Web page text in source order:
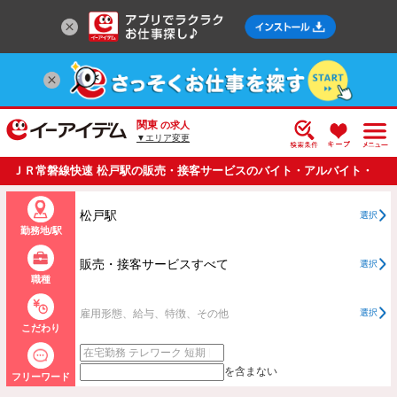
関東 の求人
▼エリア変更
ＪＲ常磐線快速 松戸駅の販売・接客サービスのバイト・アルバイト・
パートの求人情報一覧
勤務地/駅
松戸駅 選択
職種
販売・接客サービスすべて 選択
こだわり
雇用形態、給与、特徴、その他 選択
フリーワード を含まない